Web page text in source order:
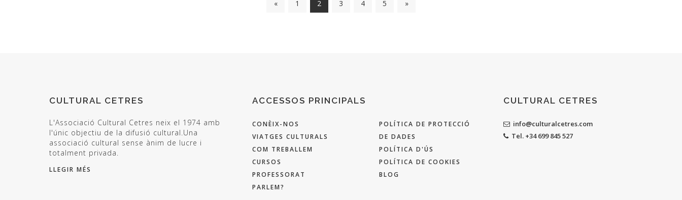
« 1 2 3 4 5 »
CULTURAL CETRES
L'Associació Cultural Cetres neix el 1974 amb
l'únic objectiu de la difusió cultural.Una
associació cultural sense ànim de lucre i
totalment privada.
LLEGIR MÉS
ACCESSOS PRINCIPALS
CONÈIX-NOS
VIATGES CULTURALS
COM TREBALLEM
CURSOS
PROFESSORAT
PARLEM?
POLÍTICA DE PROTECCIÓ
DE DADES
POLÍTICA D'ÚS
POLÍTICA DE COOKIES
BLOG
CULTURAL CETRES
info@culturalcetres.com
Tel. +34 699 845 527